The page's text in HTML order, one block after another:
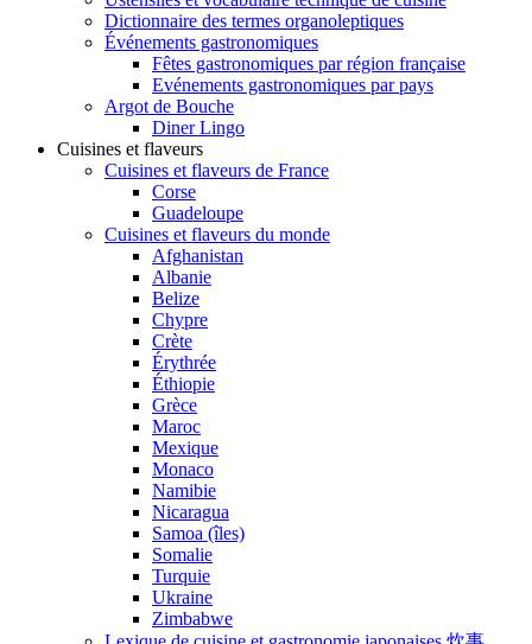
Dictionnaire des termes organoleptiques
Événements gastronomiques
Fêtes gastronomiques par région française
Evénements gastronomiques par pays
Argot de Bouche
Diner Lingo
Cuisines et flaveurs
Cuisines et flaveurs de France
Corse
Guadeloupe
Cuisines et flaveurs du monde
Afghanistan
Albanie
Belize
Chypre
Crète
Érythrée
Éthiopie
Grèce
Maroc
Mexique
Monaco
Namibie
Nicaragua
Samoa (îles)
Somalie
Turquie
Ukraine
Zimbabwe